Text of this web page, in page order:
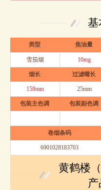
基
类型 焦油量
雪茄烟 10mg
烟长 过滤嘴长
158mm 25mm
包装主色调 包装副色调
卷烟条码
6901028183703
黄鹤楼